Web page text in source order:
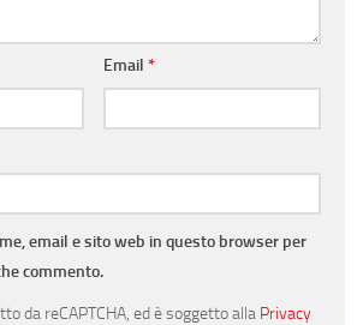
Email *
email e sito web in questo browser per
commento.
da reCAPTCHA, ed è soggetto alla Privacy